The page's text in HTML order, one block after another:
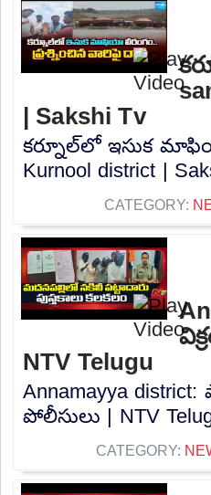
| Sakshi Tv
కర్నూల్‌లో ఇసుక మాఫియా
Kurnool district |
CATEGORY:
NTV Telugu
Annamayya
పోలీసులు | NTV
CATEGORY: